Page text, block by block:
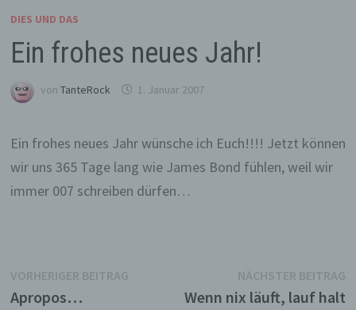
DIES UND DAS
Ein frohes neues Jahr!
von TanteRock 1. Januar 2007
Ein frohes neues Jahr wünsche ich Euch!!!! Jetzt können
wir uns 365 Tage lang wie James Bond fühlen, weil wir
immer 007 schreiben dürfen…
Beitragsnavigation
VORHERIGER BEITRAGVorheriger
Apropos…
NÄCHSTER BEITRAG
Wenn nix läuft, lauf halt